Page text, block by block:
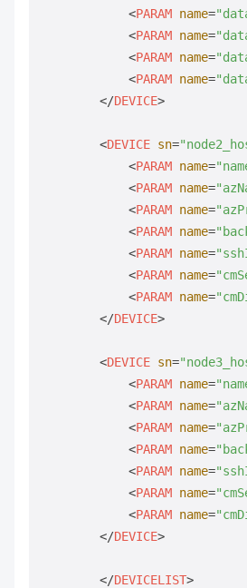
<PARAM name=
<PARAM name=
<PARAM name=
<PARAM name=
</DEVICE>
<DEVICE sn=
<PARAM name=
<PARAM name=
<PARAM name=
<PARAM name=
<PARAM name=
<PARAM name=
<PARAM name=
</DEVICE>
<DEVICE sn=
<PARAM name=
<PARAM name=
<PARAM name=
<PARAM name=
<PARAM name=
<PARAM name=
<PARAM name=
</DEVICE>
</DEVICELIST>